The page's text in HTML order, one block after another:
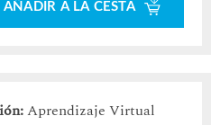
AÑADIR A LA CESTA
Aprendizaje Virtual